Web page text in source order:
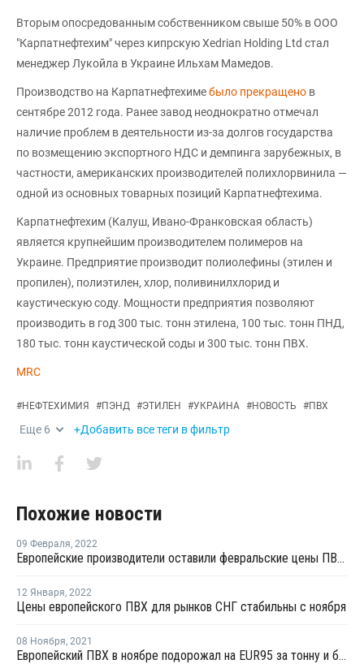
Вторым опосредованным собственником свыше 50% в ООО
"Карпатнефтехим" через кипрскую Xedrian Holding Ltd стал
менеджер Лукойла в Украине Ильхам Мамедов.
Производство на Карпатнефтехимебыло прекращено в
сентябре 2012 года. Ранее завод неоднократно отмечал
наличие проблем в деятельности из-за долгов государства
по возмещению экспортного НДС и демпинга зарубежных, в
частности, американских производителей полихлорвинила —
одной из основных товарных позиций Карпатнефтехима.
Карпатнефтехим (Калуш, Ивано-Франковская область)
является крупнейшим производителем полимеров на
Украине. Предприятие производит полиолефины (этилен и
пропилен), полиэтилен, хлор, поливинилхлорид и
каустическую соду. Мощности предприятия позволяют
производить в год 300 тыс. тонн этилена, 100 тыс. тонн ПНД,
180 тыс. тонн каустической соды и 300 тыс. тонн ПВХ.
MRC
#НЕФТЕХИМИЯ #ПЭНД #ЭТИЛЕН #УКРАИНА #НОВОСТЬ #ПВХ
Еще 6 +Добавить все теги в фильтр
Похожие новости
09 Февраля, 2022
Европейские производители оставили февральские цены ПВХ для рынков стран СНГ на уровне января
12 Января, 2022
Цены европейского ПВХ для рынков СНГ стабильны с ноября
08 Ноября, 2021
Европейский ПВХ в ноябре подорожал на EUR95 за тонну и более для рынков стран СНГ